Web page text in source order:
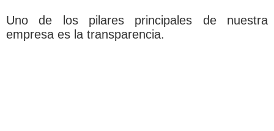
Uno de los pilares principales de nuestra
empresa es la transparencia.